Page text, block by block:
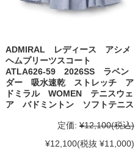
ADMIRAL レディース アシメ
ヘムプリーツスコート
ATLA626-59 2026SS ラベン
ダー 吸水速乾 ストレッチ ア
ドミラル WOMEN テニスウェ
ア バドミントン ソフトテニス
定価: ¥12,100(税込)
¥12,100(税抜 ¥11,000)